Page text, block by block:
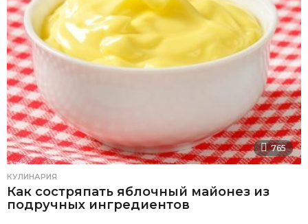
765
КУЛИНАРИЯ
Как состряпать яблочный майонез из
подручных ингредиентов